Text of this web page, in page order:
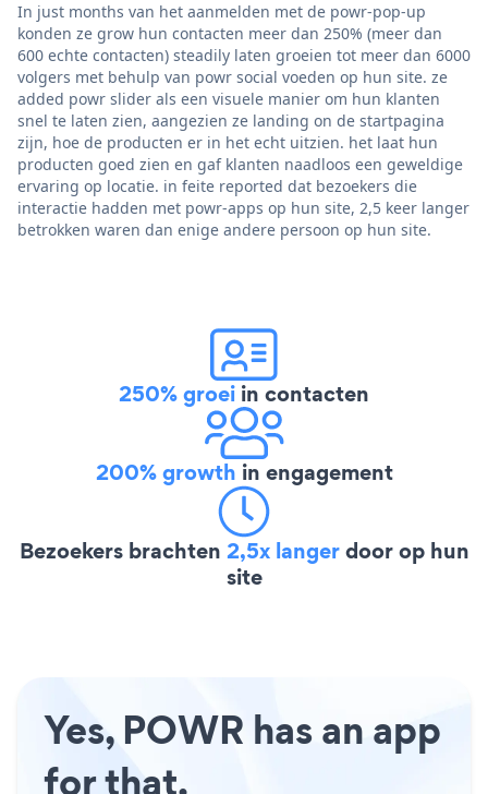
In just months van het aanmelden met de powr-pop-up
konden ze grow hun contacten meer dan 250% (meer dan
600 echte contacten) steadily laten groeien tot meer dan 6000
volgers met behulp van powr social voeden op hun site. ze
added powr slider als een visuele manier om hun klanten
snel te laten zien, aangezien ze landing on de startpagina
zijn, hoe de producten er in het echt uitzien. het laat hun
producten goed zien en gaf klanten naadloos een geweldige
ervaring op locatie. in feite reported dat bezoekers die
interactie hadden met powr-apps op hun site, 2,5 keer langer
betrokken waren dan enige andere persoon op hun site.
250% groei in contacten
200% growth in engagement
Bezoekers brachten 2,5x langerdoor op hun
site
Yes, POWR has an app
for that.